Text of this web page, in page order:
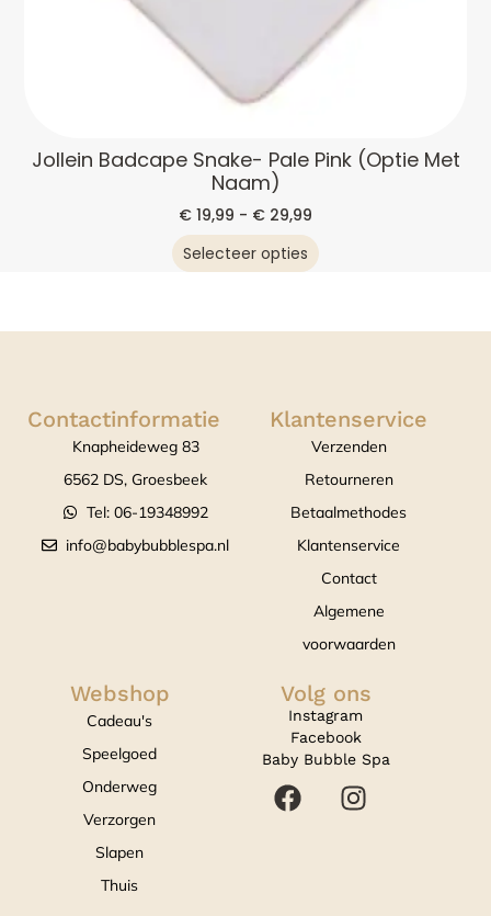
Jollein Badcape Snake- Pale Pink (optie Met
Naam)
€ 19,99 - € 29,99
Selecteer opties
Contactinformatie
Knapheideweg 83
6562 DS, Groesbeek
Tel: 06-19348992
info@babybubblespa.nl
Klantenservice
Verzenden
Retourneren
Betaalmethodes
Klantenservice
Contact
Algemene
voorwaarden
Webshop
Cadeau's
Speelgoed
Onderweg
Verzorgen
Slapen
Thuis
Volg ons
Instagram
Facebook
Baby Bubble Spa